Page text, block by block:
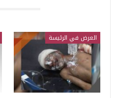
العرض في الرئيسة